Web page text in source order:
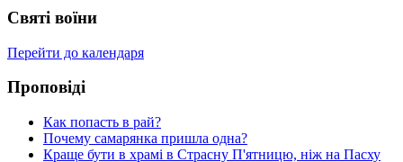
Святі воїни
Перейти до календаря
Проповіді
Как попасть в рай?
Почему самарянка пришла одна?
Краще бути в храмі в Страсну П'ятницю, ніж на Пасху